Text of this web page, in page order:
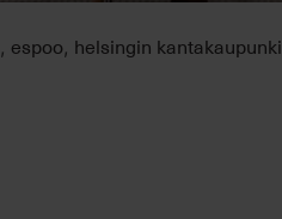
, espoo, helsingin kantakaupunki